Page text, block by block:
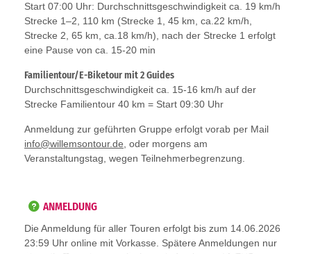
Start 07:00 Uhr: Durchschnittsgeschwindigkeit ca. 19 km/h
Strecke 1–2, 110 km (Strecke 1, 45 km, ca.22 km/h,
Strecke 2, 65 km, ca.18 km/h), nach der Strecke 1 erfolgt
eine Pause von ca. 15-20 min
Familientour/E-Biketour mit 2 Guides
Durchschnittsgeschwindigkeit ca. 15-16 km/h auf der
Strecke Familientour 40 km = Start 09:30 Uhr
Anmeldung zur geführten Gruppe erfolgt vorab per Mail
info@willemsontour.de , oder morgens am
Veranstaltungstag, wegen Teilnehmerbegrenzung.
ANMELDUNG
Die Anmeldung für aller Touren erfolgt bis zum 14.06.2026
23:59 Uhr online mit Vorkasse. Spätere Anmeldungen nur